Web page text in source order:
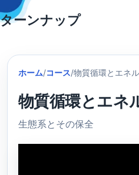
Skip
to
ターンナップ
ホーム/コース/物質循環とエネ
物質循環とエネ
生態系とその保全